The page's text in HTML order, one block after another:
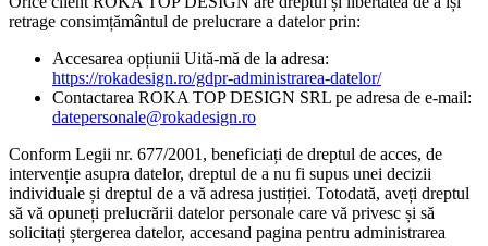
retrage consimțământul de prelucrare a datelor prin:
Accesarea opțiunii Uită-mă de la adresa:
https://rokadesign.ro/gdpr-administrarea-datelor/
Contactarea ROKA TOP DESIGN SRL pe adresa de e-mail:
datepersonale@rokadesign.ro
Conform Legii nr. 677/2001, beneficiați de dreptul de acces, de
intervenție asupra datelor, dreptul de a nu fi supus unei decizii
individuale și dreptul de a vă adresa justiției. Totodată, aveți dreptul
să vă opuneți prelucrării datelor personale care vă privesc și să
solicitați ștergerea datelor, accesand pagina pentru administrarea